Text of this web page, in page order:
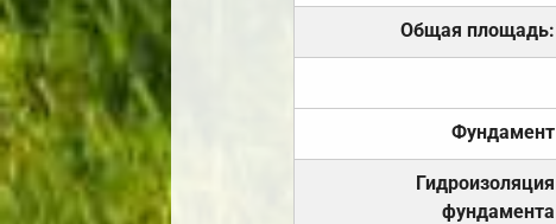
Общая площадь:
Фундамент
Гидроизоляция
фундамента